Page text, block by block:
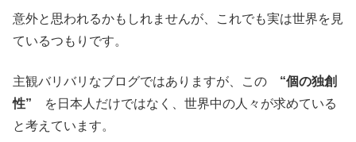
意外と思われるかもしれませんが、これでも実は世界を見
ているつもりです。
主観バリバリなブログではありますが、この “個の独創
性” を日本人だけではなく、世界中の人々が求めている
と考えています。